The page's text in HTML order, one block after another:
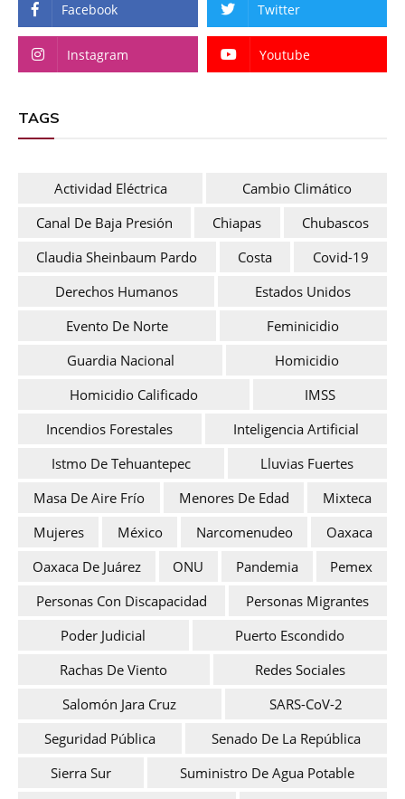
Facebook Twitter
Instagram Youtube
TAGS
Actividad Eléctrica
Cambio Climático
Canal De Baja Presión
Chiapas
Chubascos
Claudia Sheinbaum Pardo
Costa
Covid-19
Derechos Humanos
Estados Unidos
Evento De Norte
Feminicidio
Guardia Nacional
Homicidio
Homicidio Calificado
IMSS
Incendios Forestales
Inteligencia Artificial
Istmo De Tehuantepec
Lluvias Fuertes
Masa De Aire Frío
Menores De Edad
Mixteca
Mujeres
México Narcomenudeo
Oaxaca
Oaxaca De Juárez
ONU Pandemia
Pemex
Personas Con Discapacidad
Personas Migrantes
Poder Judicial
Puerto Escondido
Rachas De Viento
Redes Sociales
Salomón Jara Cruz
SARS-CoV-2
Seguridad Pública
Senado De La República
Sierra Sur
Suministro De Agua Potable